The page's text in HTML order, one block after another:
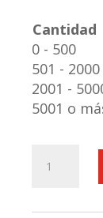
Cantidad
0 - 500
501 - 2000
2001 -
5001 o
Semillas